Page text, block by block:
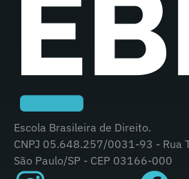
Escola Brasileira de Direito.
CNPJ 05.648.257/0031-93 - Rua
São Paulo/SP - CEP 03166-000